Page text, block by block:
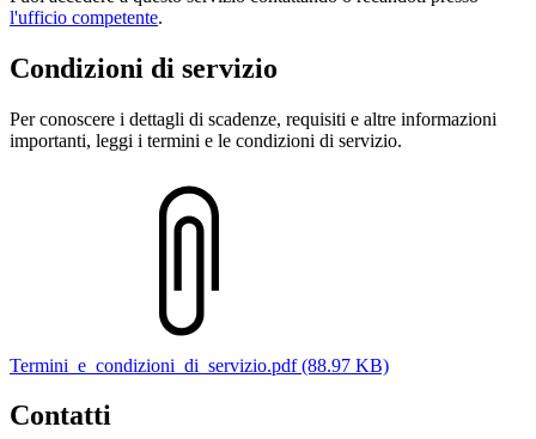
l'ufficio competente.
Condizioni di servizio
Per conoscere i dettagli di scadenze, requisiti e altre informazioni
importanti, leggi i termini e le condizioni di servizio.
Termini_e_condizioni_di_servizio.pdf (88.97 KB)
Contatti